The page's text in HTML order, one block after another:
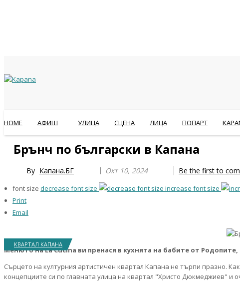
HOME АФИШ УЛИЦА СЦЕНА ЛИЦА ПОПАРТ
Брънч по български в Капана
By Капана.БГ Окт 10, 2024 Be the first to
font size decrease font size
increase font size
Print
Email
КВАРТАЛ КАПАНА
Менюто на La Cucina ви пренася в кухнята на бабите от
Сърцето на културния артистичен квартал Капана не търпи празно.
концепциите си по главната улица на квартал "Христо Дюкмеджиев" и
Year
Month
Year
Month